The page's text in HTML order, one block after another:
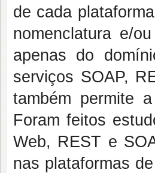
de cada
nomenclatura e/
apenas do
serviços SOAP,
também permite
Foram feitos
Web, REST e
nas plataformas